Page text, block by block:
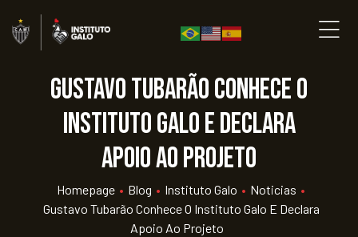
Gustavo Tubarão conhece o
Instituto Galo e declara
apoio ao projeto
Homepage • Blog • Instituto Galo • Noticias •
Gustavo Tubarão Conhece O Instituto Galo E Declara
Apoio Ao Projeto